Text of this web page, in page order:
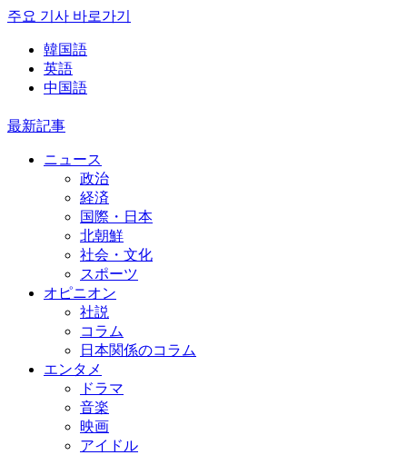
주요 기사 바로가기
韓国語
英語
中国語
最新記事
ニュース
政治
経済
国際・日本
北朝鮮
社会・文化
スポーツ
オピニオン
社説
コラム
日本関係のコラム
エンタメ
ドラマ
音楽
映画
アイドル